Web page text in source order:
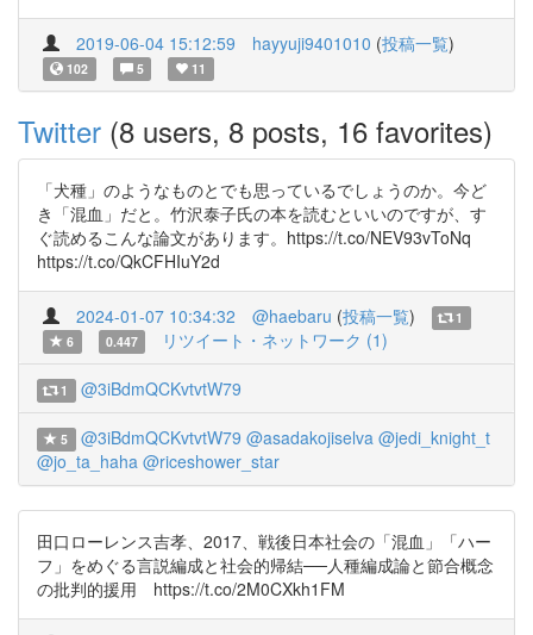
2019-06-04 15:12:59 hayyuji9401010 (投稿一覧)
102 5 11
Twitter (8 users, 8 posts, 16 favorites)
「犬種」のようなものとでも思っているでしょうのか。今ど
き「混血」だと。竹沢泰子氏の本を読むといいのですが、す
ぐ読めるこんな論文があります。https://t.co/NEV93vToNq
https://t.co/QkCFHIuY2d
2024-01-07 10:34:32 @haebaru (投稿一覧)
1
6
0.447 リツイート・ネットワーク (1)
1 @3iBdmQCKvtvtW79
5 @3iBdmQCKvtvtW79 @asadakojiselva @jedi_knight_t
@jo_ta_haha @riceshower_star
田口ローレンス吉孝、2017、戦後日本社会の「混血」「ハー
フ」をめぐる言説編成と社会的帰結──人種編成論と節合概念
の批判的援用 https://t.co/2M0CXkh1FM